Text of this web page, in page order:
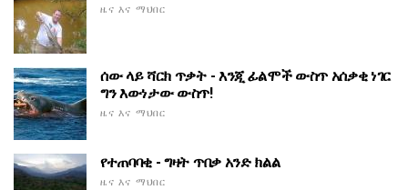
ዜና እና ማህበር
ሰው ላይ ሻርክ ጥቃት - እንጂ ፊልሞች ውስጥ አሰቃቂ ነገር
ግን እውነታው ውስጥ!
ዜና እና ማህበር
የተጠባባቂ - ግዛት ጥበቃ አንድ ክልል
ዜና እና ማህበር